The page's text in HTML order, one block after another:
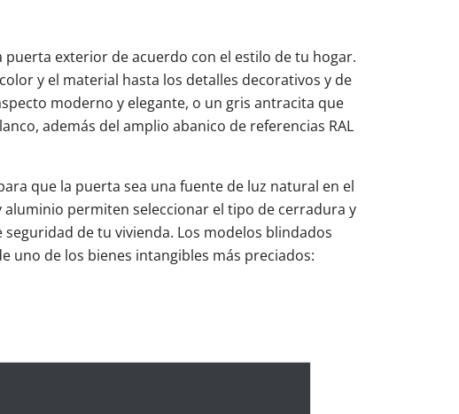
exterior de acuerdo con el estilo de tu hogar.
y el material hasta los detalles decorativos y de
moderno y elegante, o un gris antracita que
además del amplio abanico de referencias RAL
que la puerta sea una fuente de luz natural en el
permiten seleccionar el tipo de cerradura y
de tu vivienda. Los modelos blindados
uno de los bienes intangibles más preciados: